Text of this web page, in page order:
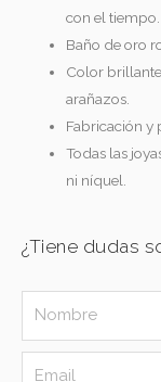
con el tiempo.
Baño de oro
Color
arañazos.
Fabricación y
Todas las
ni níquel.
¿Tiene dudas